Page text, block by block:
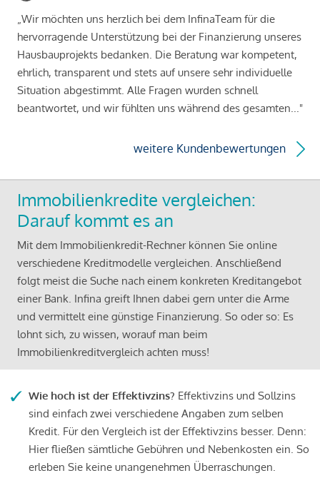
„Wir möchten uns herzlich bei dem InfinaTeam für die
hervorragende Unterstützung bei der Finanzierung unseres
Hausbauprojekts bedanken. Die Beratung war kompetent,
ehrlich, transparent und stets auf unsere sehr individuelle
Situation abgestimmt. Alle Fragen wurden schnell
beantwortet, und wir fühlten uns während des gesamten..."
weitere Kundenbewertungen
Immobilienkredite vergleichen:
Darauf kommt es an
Mit dem Immobilienkredit-Rechner können Sie online
verschiedene Kreditmodelle vergleichen. Anschließend
folgt meist die Suche nach einem konkreten Kreditangebot
einer Bank. Infina greift Ihnen dabei gern unter die Arme
und vermittelt eine günstige Finanzierung. So oder so: Es
lohnt sich, zu wissen, worauf man beim
Immobilienkreditvergleich achten muss!
Wie hoch ist der Effektivzins? Effektivzins und Sollzins
sind einfach zwei verschiedene Angaben zum selben
Kredit. Für den Vergleich ist der Effektivzins besser. Denn:
Hier fließen sämtliche Gebühren und Nebenkosten ein. So
erleben Sie keine unangenehmen Überraschungen.